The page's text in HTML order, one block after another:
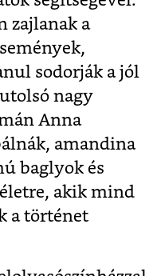
zajlanak a
sodorják a jól
nagy
Anna
amandina
baglyok és
akik mind
a történet